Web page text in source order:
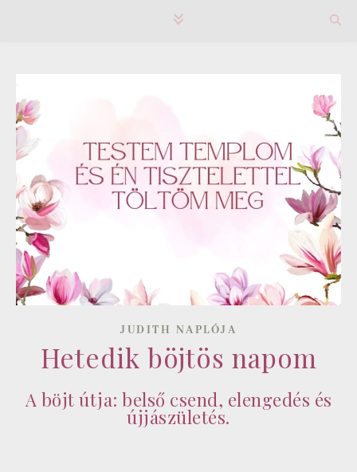
JUDITH NAPLÓJA
Hetedik böjtös napom
A böjt útja: belső csend, elengedés és
újjászületés.